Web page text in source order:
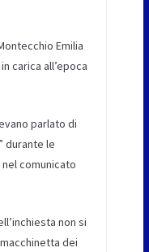
Emilia
carica all’epoca
parlato di
durante le
comunicato
non si
dei